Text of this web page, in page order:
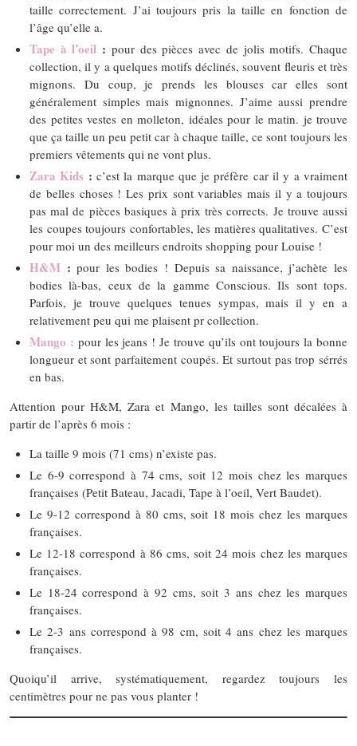
taille correctement. J’ai toujours pris la taille en fonction de
l’âge qu’elle a.
Tape à l’oeil : pour des pièces avec de jolis motifs. Chaque
collection, il y a quelques motifs déclinés, souvent fleuris et très
mignons. Du coup, je prends les blouses car elles sont
généralement simples mais mignonnes. J’aime aussi prendre
des petites vestes en molleton, idéales pour le matin. je trouve
que ça taille un peu petit car à chaque taille, ce sont toujours les
premiers vêtements qui ne vont plus.
Zara Kids : c’est la marque que je préfère car il y a vraiment
de belles choses ! Les prix sont variables mais il y a toujours
pas mal de pièces basiques à prix très corrects. Je trouve aussi
les coupes toujours confortables, les matières qualitatives. C’est
pour moi un des meilleurs endroits shopping pour Louise !
H&M : pour les bodies ! Depuis sa naissance, j’achète les
bodies là-bas, ceux de la gamme Conscious. Ils sont tops.
Parfois, je trouve quelques tenues sympas, mais il y en a
relativement peu qui me plaisent pr collection.
Mango : pour les jeans ! Je trouve qu’ils ont toujours la bonne
longueur et sont parfaitement coupés. Et surtout pas trop sérrés
en bas.
Attention pour H&M, Zara et Mango, les tailles sont décalées à
partir de l’après 6 mois :
La taille 9 mois (71 cms) n’existe pas.
Le 6-9 correspond à 74 cms, soit 12 mois chez les marques
françaises (Petit Bateau, Jacadi, Tape à l’oeil, Vert Baudet).
Le 9-12 correspond à 80 cms, soit 18 mois chez les marques
françaises.
Le 12-18 correspond à 86 cms, soit 24 mois chez les marques
françaises.
Le 18-24 correspond à 92 cms, soit 3 ans chez les marques
françaises.
Le 2-3 ans correspond à 98 cm, soit 4 ans chez les marques
françaises.
Quoiqu’il arrive, systématiquement, regardez toujours les
centimètres pour ne pas vous planter !